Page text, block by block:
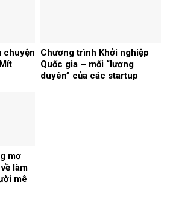
chuyện
Chương trình Khởi nghiệp
Quốc gia – mối “lương
duyên” của các startup
mơ
làm
mê